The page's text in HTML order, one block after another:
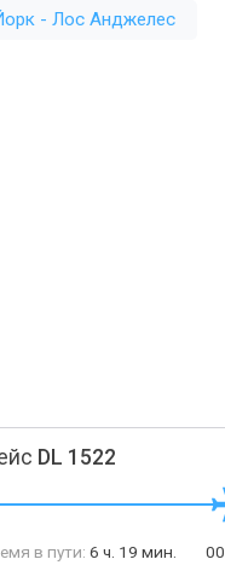
- Лос Анджелес
DL 1522
в пути: 6 ч. 19 мин.